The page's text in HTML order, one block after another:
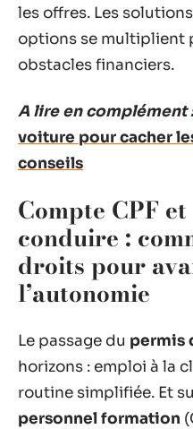
les offres. Les
options se multiplient
obstacles financiers.
A lire en complément
voiture pour cacher
conseils
Compte CPF
conduire :
droits pour
l’autonomie
Le passage du permis
horizons : emploi à la
routine simplifiée. Et
personnel formation